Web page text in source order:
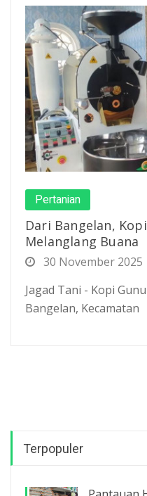
Pertanian
Dari Bangelan,
Melanglang Buana
30 November 2025
Jagad Tani - Kopi
Bangelan, Kecamatan
Terpopuler